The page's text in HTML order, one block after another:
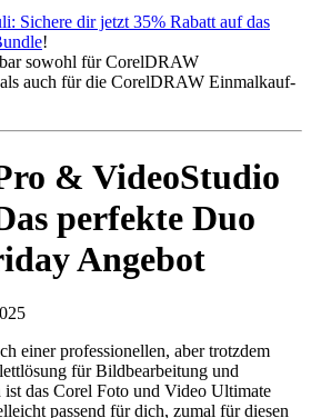
Sichere dir jetzt 35% Rabatt auf das
!
sowohl für CorelDRAW
als auch für die CorelDRAW Einmalkauf-
& VideoStudio
perfekte Duo
Angebot
einer professionellen, aber trotzdem
für Bildbearbeitung und
ist das Corel Foto und Video Ultimate
passend für dich, zumal für diesen